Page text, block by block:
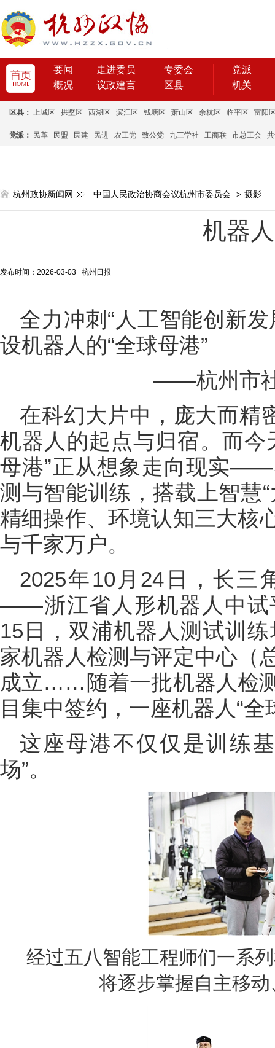
要闻 走进委员
专委会
概况
议政建言 区县
党派
机关
区县： 上城区 拱墅区 西湖区 滨江区 钱塘区 萧山区 余杭区 临平区 富阳
党派： 民革 民盟 民建 民进 农工党 致公党 九三学社 工商联 市总工会
杭州政协新闻网 中国人民政治协商会议杭州市委员会 > 摄影
机器
发布时间：2026-03-03 杭州日报
全力冲刺“人工智能创新
设机器人的“全球母港”
——杭州市
在科幻大片中，庞大而精
机器人的起点与归宿。而今
母港”正从想象走向现实
测与智能训练，搭载上智慧
精细操作、环境认知三大核
与千家万户。
2025年10月24日，长三
——浙江省人形机器人中试
15日，双浦机器人测试训
家机器人检测与评定中心（
成立……随着一批机器人检
目集中签约，一座机器人“
这座母港不仅仅是训练
场”。
经过五八智能工程师们一系
将逐步掌握自主移